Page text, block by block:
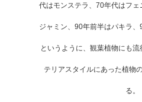
代はモンステラ、70年代はフ
ジャミン、90年前半はパキラ、
というように、観葉植物にも
テリアスタイルにあった植物
る。